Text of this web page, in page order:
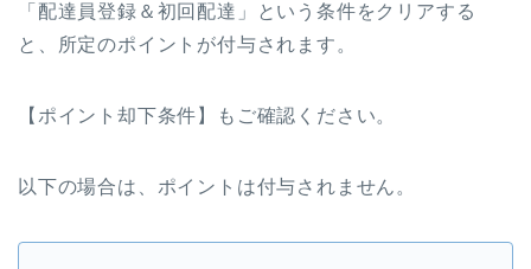
「配達員登録＆初回配達」という条件をクリアする
と、所定のポイントが付与されます。
【ポイント却下条件】もご確認ください。
以下の場合は、ポイントは付与されません。